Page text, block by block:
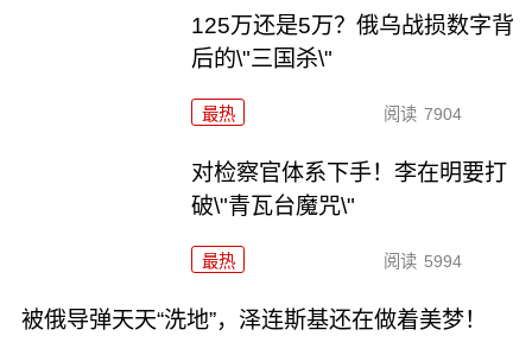
125万还是5万？俄乌战损数字背
后的\"三国杀\"
最热 阅读 7904
对检察官体系下手！李在明要打
破\"青瓦台魔咒\"
最热 阅读 5994
被俄导弹天天“洗地”，泽连斯基还在做着美梦！